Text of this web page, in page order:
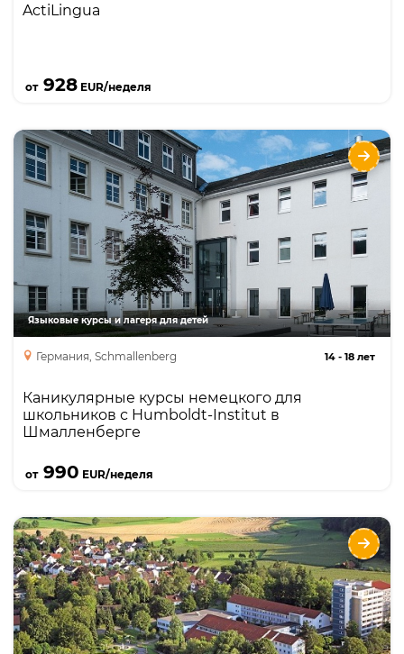
ActiLingua
от928 EUR/неделя
Языковые курсы и лагеря для детей
14 - 18 лет
Германия, Schmallenberg
Каникулярные курсы немецкого для
школьников с Humboldt-Institut в
Шмалленберге
от990 EUR/неделя
Каникулярные курсы немецкого для
школьников с Humboldt-Institut в
Шмалленберге
Описание
Курсы
Языки
интенсивный курс языка, маленькие классы
Курсы немецкого для школьников с
Humboldt-Institut в Бад-Шуссенрид
Описание
Курсы
Языки
круглогодичная школа – пансион с собственным